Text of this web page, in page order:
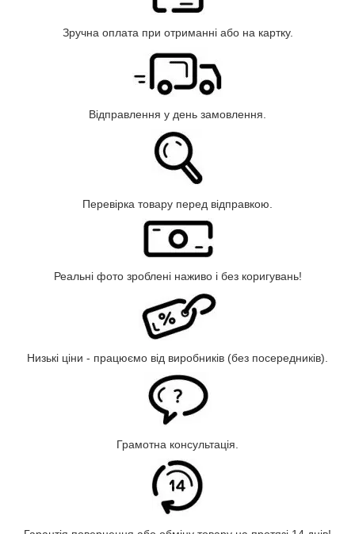
Зручна оплата при отриманні або на картку.
Відправлення у день замовлення.
Перевірка товару перед відправкою.
Реальні фото зроблені наживо і без коригувань!
Низькі ціни - працюємо від виробників (без посередників).
Грамотна консультація.